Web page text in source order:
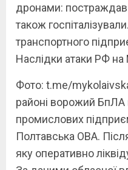
дронами:
також
транспортного
Наслідки атаки РФ на
Фото: t.me/
районі ворожий БпЛА
промислових
Полтавська ОВА.
яку оперативно